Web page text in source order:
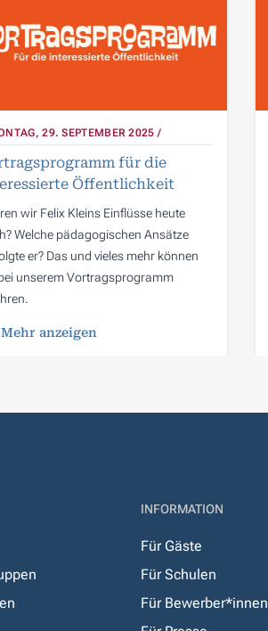
29. SEPTEMBER 2025
für die
Öffentlichkeit
wir Felix Kleins Einflüsse heute
Welche pädagogischen Ansätze
er? Das und vieles mehr können
unserem Vortragsprogramm
Mehr anzeigen
INFORMATION
Für Gäste
Für Schulen
Für Bewerber*innen